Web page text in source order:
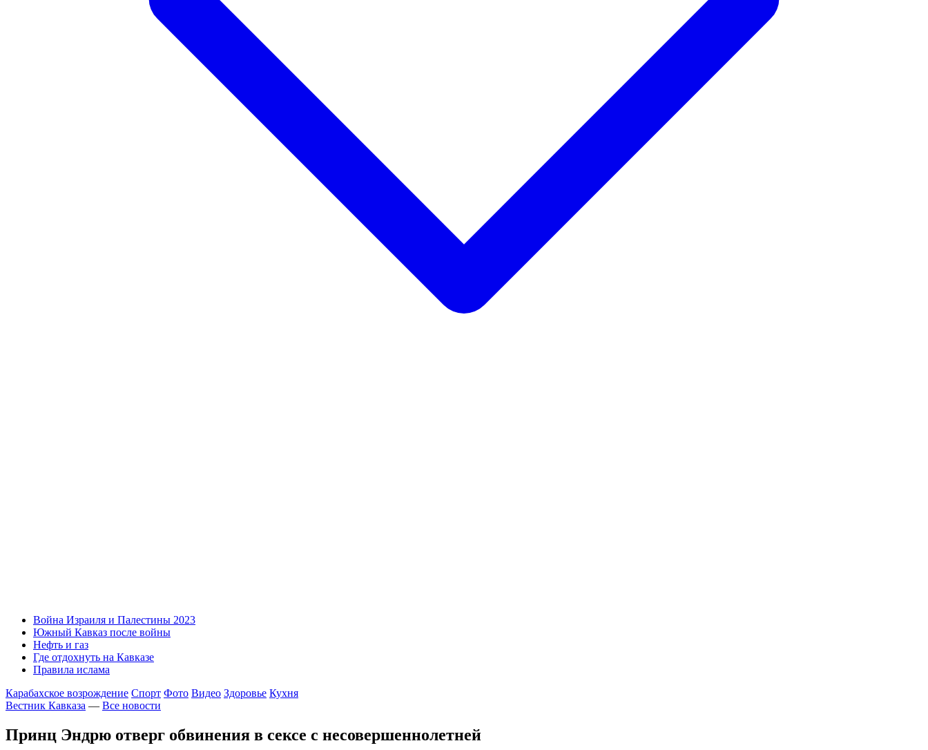
Война Израиля и Палестины 2023
Южный Кавказ после войны
Нефть и газ
Где отдохнуть на Кавказе
Правила ислама
Карабахское возрождение Спорт Фото Видео Здоровье Кухня
Вестник Кавказа — Все новости
Принц Эндрю отверг обвинения в сексе с несовершеннолетней